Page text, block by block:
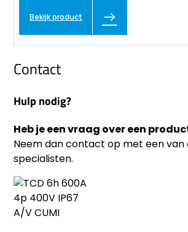
Bekijk product
Contact
Hulp nodig?
Heb je een vraag over een
Neem dan contact op met een van
specialisten.